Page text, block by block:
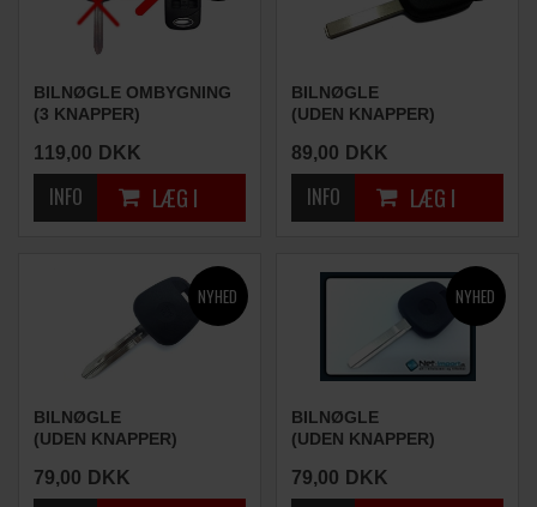
BILNØGLE OMBYGNING
(3 KNAPPER)
119,00 DKK
BILNØGLE
(UDEN KNAPPER)
89,00 DKK
BILNØGLE
(UDEN KNAPPER)
79,00 DKK
BILNØGLE
(UDEN KNAPPER)
79,00 DKK